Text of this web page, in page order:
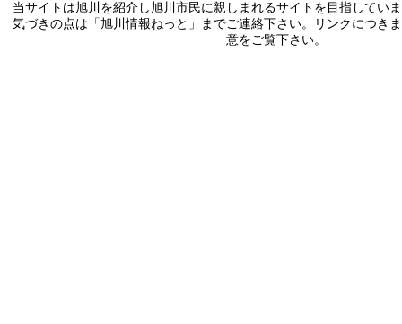
当サイトは旭川を紹介し旭川市民に親しまれるサイトを目指してい
気づきの点は「旭川情報ねっと」までご連絡下さい。リンクにつき
意をご覧下さい。